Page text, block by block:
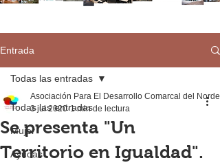
Entrada
Todas las entradas
Mujer
Ayudas
Todas las entradas
Se presenta "Un
Territorio en Igualdad".
Asociación Para El Desarrollo Comarcal del
3 jul 2020 1 min de lectura